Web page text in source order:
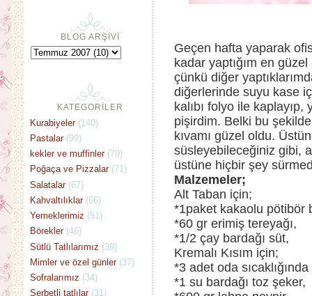
Geçen hafta yaparak
kadar yaptığım en
çünkü diğer
diğerlerinde suyu kase
kalıbı folyo ile
pişirdim. Belki bu
kıvamı güzel oldu.
süsleyebileceğiniz gibi,
üstüne hiçbir şey
Malzemeler;
Alt Taban için;
*1paket kakaolu pötibör
*60 gr erimiş tereyağı,
*1/2 çay bardağı süt,
Kremalı Kısım için;
*3 adet oda
*1 su bardağı toz şeker,
BLOG ARŞİVİ
KATEGORİLER
Kurabiyeler (140)
Pastalar (99)
kekler ve muffinler (79)
Poğaça ve Pizzalar (71)
Salatalar (67)
Kahvaltılıklar (66)
Yemeklerimiz (51)
Börekler (46)
Sütlü Tatlılarımız (39)
Mimler ve özel günler (37)
Sofralarımız (34)
Şerbetli tatlılar (31)